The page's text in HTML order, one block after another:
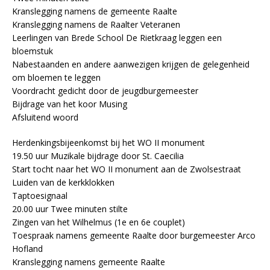
Kranslegging namens de gemeente Raalte
Kranslegging namens de Raalter Veteranen
Leerlingen van Brede School De Rietkraag leggen een
bloemstuk
Nabestaanden en andere aanwezigen krijgen de gelegenheid
om bloemen te leggen
Voordracht gedicht door de jeugdburgemeester
Bijdrage van het koor Musing
Afsluitend woord
Herdenkingsbijeenkomst bij het WO II monument
19.50 uur Muzikale bijdrage door St. Caecilia
Start tocht naar het WO II monument aan de Zwolsestraat
Luiden van de kerkklokken
Taptoesignaal
20.00 uur Twee minuten stilte
Zingen van het Wilhelmus (1e en 6e couplet)
Toespraak namens gemeente Raalte door burgemeester Arco
Hofland
Kranslegging namens gemeente Raalte